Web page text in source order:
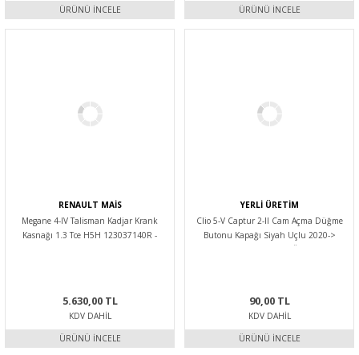
ÜRÜNÜ İNCELE
ÜRÜNÜ İNCELE
RENAULT MAİS
Megane 4-IV Talisman Kadjar Krank
Kasnağı 1.3 Tce H5H 123037140R -
5.630,00 TL
KDV DAHIL
ÜRÜNÜ İNCELE
YERLİ ÜRETİM
Clio 5-V Captur 2-II Cam Açma Düğme
Butonu Kapağı Siyah Uçlu 2020->
90,00 TL
KDV DAHIL
ÜRÜNÜ İNCELE